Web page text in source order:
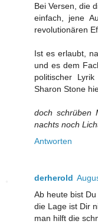
Bei Versen, die
einfach, jene
revolutionären
Ist es erlaubt,
und es dem
politischer
Sharon Stone
doch schrüben
nachts noch
Antworten
derherold
Ab heute bist Du
die Lage ist Dir
man hilft die